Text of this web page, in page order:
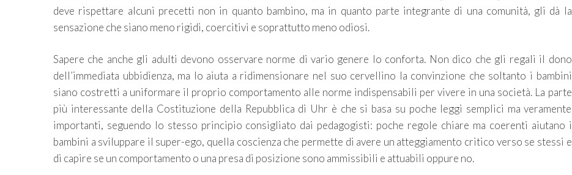
deve rispettare alcuni precetti non in quanto bambino, ma in quanto parte integrante di una comunità, gli dà la
sensazione che siano meno rigidi, coercitivi e soprattutto meno odiosi.
Sapere che anche gli adulti devono osservare norme di vario genere lo conforta. Non dico che gli regali il dono
dell’immediata ubbidienza, ma lo aiuta a ridimensionare nel suo cervellino la convinzione che soltanto i bambini
siano costretti a uniformare il proprio comportamento alle norme indispensabili per vivere in una società. La parte
più interessante della Costituzione della Repubblica di Uhr è che si basa su poche leggi semplici ma veramente
importanti, seguendo lo stesso principio consigliato dai pedagogisti: poche regole chiare ma coerenti aiutano i
bambini a sviluppare il super-ego, quella coscienza che permette di avere un atteggiamento critico verso se stessi e
di capire se un comportamento o una presa di posizione sono ammissibili e attuabili oppure no.